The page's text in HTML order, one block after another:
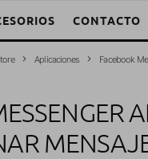
CONTACTO
Aplicaciones Facebook